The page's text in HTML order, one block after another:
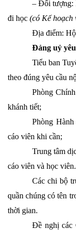
– Đối tượng:
đi học (có Kế hoạch
Địa điểm:
Đảng uỷ
Tiểu ban
theo đúng yêu cầu
Phòng
khánh tiết;
Phòng
cáo viên khi cần;
Trung tâm
cáo viên và học viên.
Các chi bộ
quần chúng có tên
thời gian.
Đề nghị các